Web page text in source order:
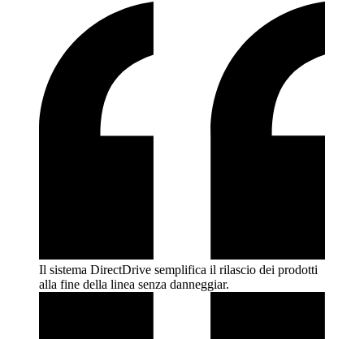
Il sistema DirectDrive semplifica il rilascio dei prodotti
alla fine della linea senza danneggiar.